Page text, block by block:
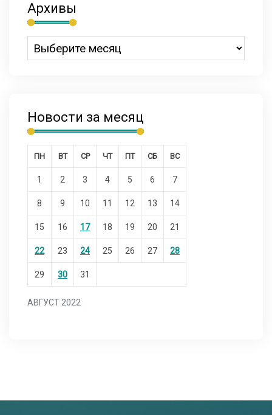
Архивы
Новости за месяц
АВГУСТ 2022
ПН ВТ СР ЧТ ПТ СБ ВС
1 2 3 4 5 6 7
8 9 10 11 12 13 14
15 16 17 18 19 20 21
22 23 24 25 26 27 28
29 30 31